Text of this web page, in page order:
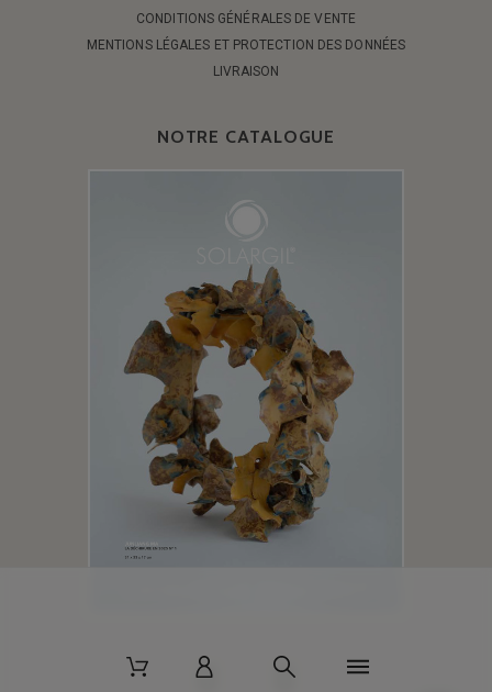
CONDITIONS GÉNÉRALES DE VENTE
MENTIONS LÉGALES ET PROTECTION DES DONNÉES
LIVRAISON
NOTRE CATALOGUE